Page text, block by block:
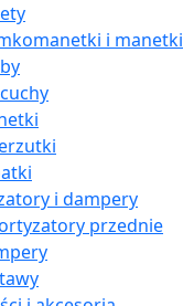
i manetki
i dampery
przednie